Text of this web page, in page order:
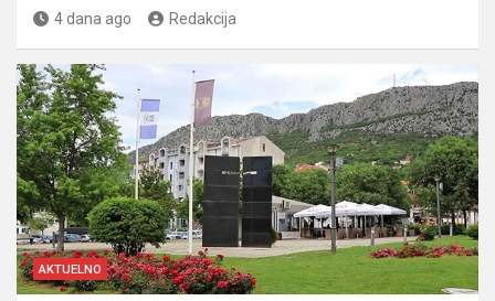
4 dana ago Redakcija
AKTUELNO